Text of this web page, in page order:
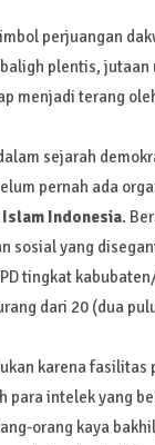
perjuangan
plentis,
menjadi terang
sejarah
pernah ada
Islam Indonesia.
sosial yang
tingkat
dari 20 (dua
karena
para intelek yang
orang kaya